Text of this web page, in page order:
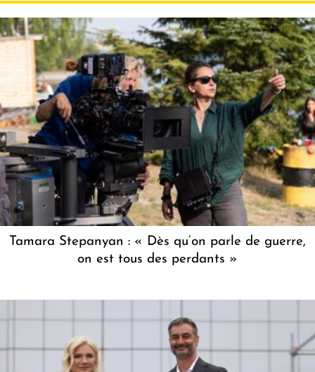
Tamara Stepanyan : « Dès qu’on parle de guerre,
on est tous des perdants »